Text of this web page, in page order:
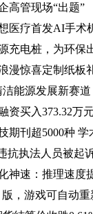
高管现场“出题”
医疗首发AI手术
充电桩，为环保
漫惊喜定制纸板
能源发展新赛道
期刊超5000种
抗执法人员被起
神速：推理速度
版，游戏可自动